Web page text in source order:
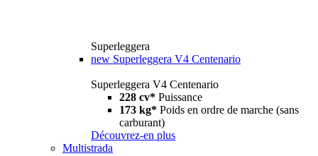
Superleggera
new Superleggera V4 Centenario
Superleggera V4 Centenario
228 cv* Puissance
173 kg* Poids en ordre de marche (sans
carburant)
Découvrez-en plus
Multistrada